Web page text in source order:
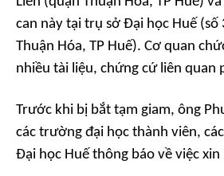
can này tại trụ sở Đại học Huế (số
Thuận Hóa, TP Huế). Cơ quan
nhiều tài liệu, chứng cứ liên quan
Trước khi bị bắt tạm giam, ông
các trường đại học thành viên,
Đại học Huế thông báo về việc xin